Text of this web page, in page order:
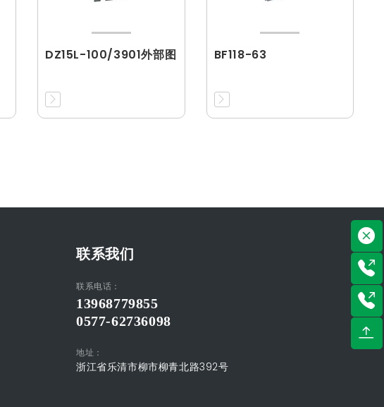
DZ15L-100/3901外部图 BF118-63
联系我们
联系电话：
13968779855
0577-62736098
地址：
浙江省乐清市柳市柳青北路392号